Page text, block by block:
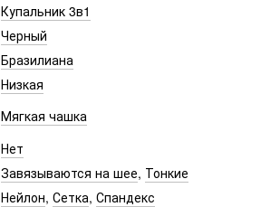
Купальник 3в1
Черный
Бразилиана
Низкая
Мягкая чашка
Нет
Завязываются на шее, Тонкие
Нейлон, Сетка, Спандекс